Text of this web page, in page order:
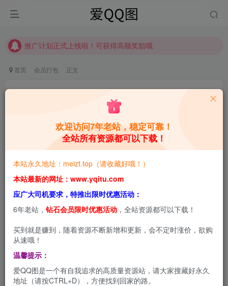
推广计划正式上线啦！可获得高额奖励哦
推广计划正式上线啦！可获得高额奖励哦
首页 会员打包 正文
九曲Jean：您的专属萌妹哦 高清图包合集[持续更
青萌酱
5天前更新
关注
0 1980 8.6W+
本站预览图进行了压缩和水印，原图无压缩，无本站水
印。
2026-8-4，新增1套，共93套
嘿，各位看官，让我们一起穿越时空隧道，来到一个充满活
力和奇幻色彩的世界吧！这里有一位出生于1999年的中国
欢迎访问7年老站，稳定可靠！
全站所有资源都可以下载！
本站永久地址：meizt.top（请收藏好哦！）
本站最新的网址：www.yqitu.com
应广大司机要求，特推出限时优惠活动：
6年老站， 钻石会员限时优惠活动 ，全站资源都可以下载！
买到就是赚到，随着资源不断新增和更新，会不定时涨价，欲购
从速哦！
温馨提示：
爱QQ图是一个有自我追求的高质量资源站，请大家搜藏好永久
地址（请按CTRL+D），方便找到回家的路。